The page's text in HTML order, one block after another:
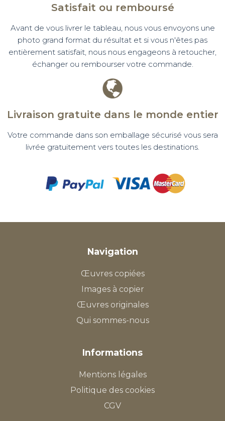
Satisfait ou remboursé
Avant de vous livrer le tableau, nous vous envoyons une
photo grand format du résultat et si vous n'êtes pas
entièrement satisfait, nous nous engageons à retoucher,
échanger ou rembourser votre commande.
Livraison gratuite dans le monde entier
Votre commande dans son emballage sécurisé vous sera
livrée gratuitement vers toutes les destinations.
Navigation
Œuvres copiées
Images à copier
Œuvres originales
Qui sommes-nous
Informations
Mentions légales
Politique des cookies
CGV